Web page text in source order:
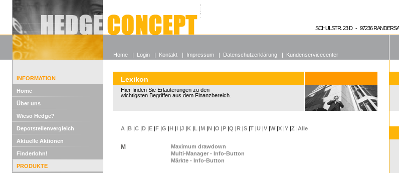
Alle offenen Fonds
Wieso Hedgefonds?
SCHULSTR. 23 D - 97236
INFORMATION
Home
Über uns
Wieso Hedge?
Depotstellenvergleich
Aktuelle Aktionen
Finderlohn!
PRODUKTE
Lexikon
Hier finden Sie Erläuterungen zu den
wichtigsten Begriffen aus dem Finanzbereich.
A |B |C |D |E |F |G |H |I |J |K |L |M |N |O |P |Q |R |S |T |U |V |W |X |Y |Z |Alle
M
Maximum drawdown
Multi-Manager - Info-Button
Märkte - Info-Button
Home | Login | Kontakt | Impressum | Datenschutzerklärung | Kundenservicecenter